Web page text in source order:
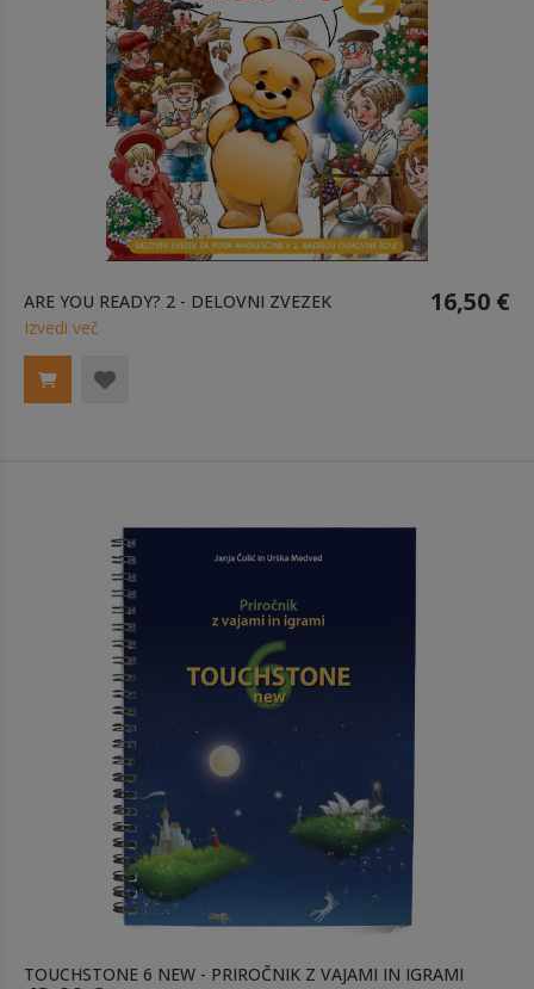
ARE YOU READY? 2 - DELOVNI ZVEZEK 16,50 €
Izvedi več
TOUCHSTONE 6 NEW - PRIROČNIK Z VAJAMI IN IGRAMI